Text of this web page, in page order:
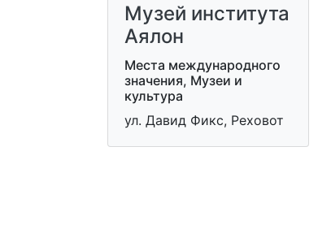
Музей института
Аялон
Места международного
значения, Музеи и
культура
ул. Давид Фикс, Реховот